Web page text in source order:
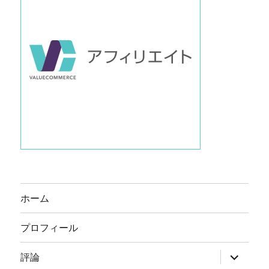
ホーム
プロフィール
評論
サ
ブ